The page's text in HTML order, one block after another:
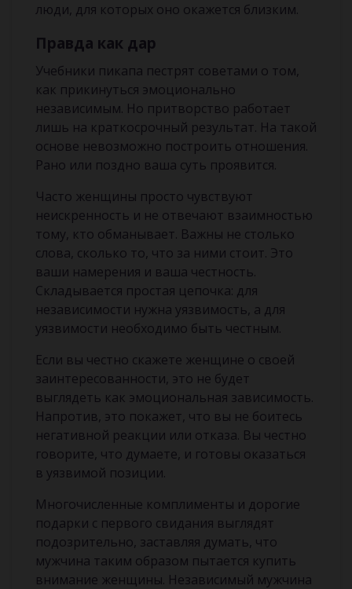
люди, для которых оно окажется близким.
Правда как дар
Учебники пикапа пестрят советами о том,
как прикинуться эмоционально
независимым. Но притворство работает
лишь на краткосрочный результат. На такой
основе невозможно построить отношения.
Рано или поздно ваша суть проявится.
Часто женщины просто чувствуют
неискренность и не отвечают взаимностью
тому, кто обманывает. Важны не столько
слова, сколько то, что за ними стоит. Это
ваши намерения и ваша честность.
Складывается простая цепочка: для
независимости нужна уязвимость, а для
уязвимости необходимо быть честным.
Если вы честно скажете женщине о своей
заинтересованности, это не будет
выглядеть как эмоциональная зависимость.
Напротив, это покажет, что вы не боитесь
негативной реакции или отказа. Вы честно
говорите, что думаете, и готовы оказаться
в уязвимой позиции.
Многочисленные комплименты и дорогие
подарки с первого свидания выглядят
подозрительно, заставляя думать, что
мужчина таким образом пытается купить
внимание женщины. Независимый мужчина